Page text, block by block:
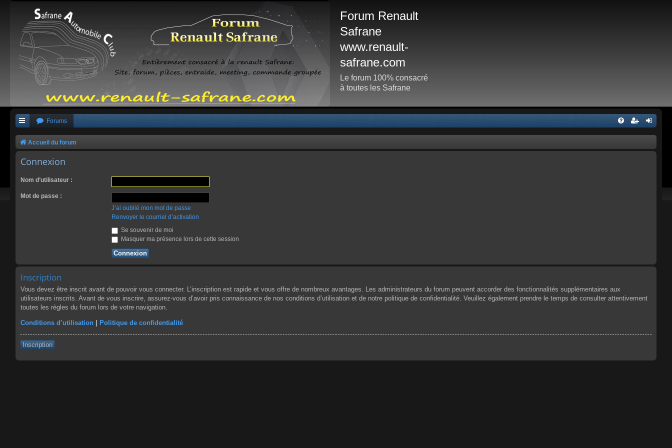
Forum Renault
Safrane
www.renault-
safrane.com
Le forum 100% consacré
à toutes les Safrane
Forums
Accueil du forum
Connexion
Nom d’utilisateur :
Mot de passe :
J’ai oublié mon mot de passe
Renvoyer le courriel d’activation
Se souvenir de moi
Masquer ma présence lors de cette session
Inscription
Vous devez être inscrit avant de pouvoir vous connecter. L’inscription est rapide et vous offre de nombreux avantages. Les administrateurs du forum peuvent accorder des fonctionnalités supplémentaires aux
utilisateurs inscrits. Avant de vous inscrire, assurez-vous d’avoir pris connaissance de nos conditions d’utilisation et de notre politique de confidentialité. Veuillez également prendre le temps de consulter attentivement
toutes les règles du forum lors de votre navigation.
Conditions d’utilisation Politique de confidentialité
Inscription